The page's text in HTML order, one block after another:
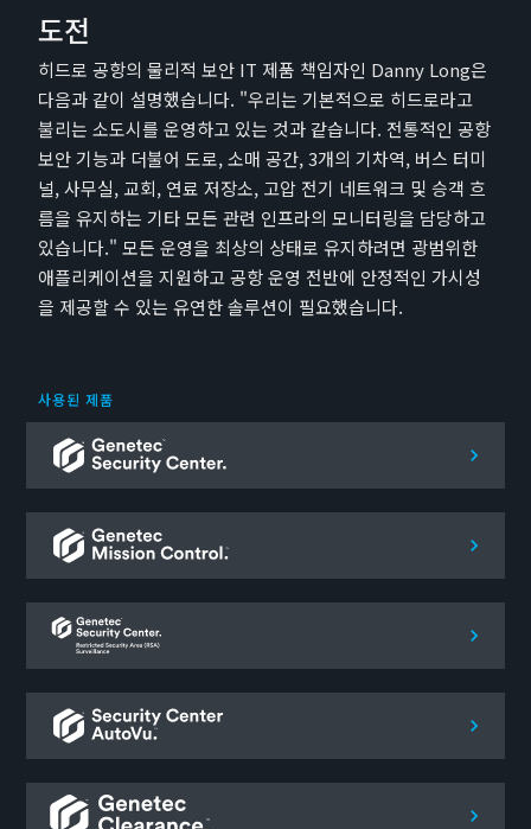
도전
히드로 공항의 물리적 보안 IT 제품 책임자인 Danny Long은
다음과 같이 설명했습니다. "우리는 기본적으로 히드로라고
불리는 소도시를 운영하고 있는 것과 같습니다. 전통적인 공항
보안 기능과 더불어 도로, 소매 공간, 3개의 기차역, 버스 터미
널, 사무실, 교회, 연료 저장소, 고압 전기 네트워크 및 승객 흐
름을 유지하는 기타 모든 관련 인프라의 모니터링을 담당하고
있습니다." 모든 운영을 최상의 상태로 유지하려면 광범위한
애플리케이션을 지원하고 공항 운영 전반에 안정적인 가시성
을 제공할 수 있는 유연한 솔루션이 필요했습니다.
사용된 제품